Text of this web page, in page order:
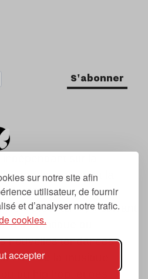
sur notre site afin
utilisateur, de fournir
et d’analyser notre trafic.
cookies.
accepter
S'abonner
sur la
tendances, dont la
de 2007.
« prochain », « suivant
la thématique du
nouvelles tendances
de la musique
du hip hop, et des